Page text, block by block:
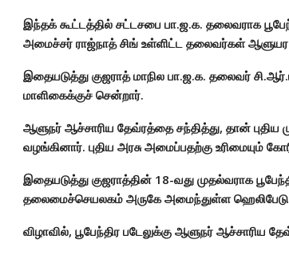
இந்தக் கூட்டத்தில் சட்டசபை பா.ஜ.க. தலைவராக
அமைச்சர் ராஜ்நாத் சிங் உள்ளிட்ட தலைவர்கள் ஆளுயர
இதையடுத்து குஜராத் மாநில பா.ஜ.க. தலைவர்
மாளிகைக்குச் சென்றார்.
ஆளுநர் ஆச்சாரிய தேவ்ரத்தை சந்தித்து, தான் புதிய
வழங்கினார். புதிய அரசு அமைப்பதற்கு உரிமையும்
இதையடுத்து குஜராத்தின் 18-வது முதல்வராக
தலைமைச்செயலகம் அருகே அமைந்துள்ள
விழாவில், பூபேந்திர படேலுக்கு ஆளுநர் ஆச்சாரிய